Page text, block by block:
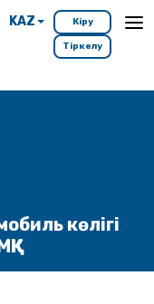
KAZ Кіру
Тіркелу
көлігі